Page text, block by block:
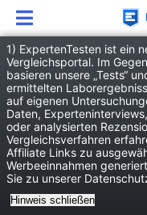
Haushalt
frische
1) ExpertenTesten ist ein
Vergleichsportal. Im
basieren unsere „Tests“
ermittelten
auf eigenen
Daten,
oder analysierten
Vergleichsverfahren
Affiliate Links zu
Werbeeinnahmen
Sie zu unserer
Hinweis schließen